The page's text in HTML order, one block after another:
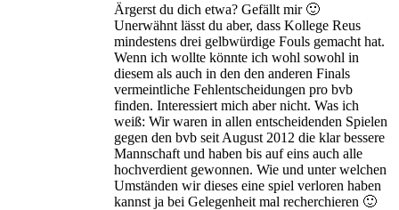
Ärgerst du dich etwa? Gefällt mir 🙂
Unerwähnt lässt du aber, dass Kollege Reus
mindestens drei gelbwürdige Fouls gemacht hat.
Wenn ich wollte könnte ich wohl sowohl in
diesem als auch in den den anderen Finals
vermeintliche Fehlentscheidungen pro bvb
finden. Interessiert mich aber nicht. Was ich
weiß: Wir waren in allen entscheidenden Spielen
gegen den bvb seit August 2012 die klar bessere
Mannschaft und haben bis auf eins auch alle
hochverdient gewonnen. Wie und unter welchen
Umständen wir dieses eine spiel verloren haben
kannst ja bei Gelegenheit mal recherchieren 🙂